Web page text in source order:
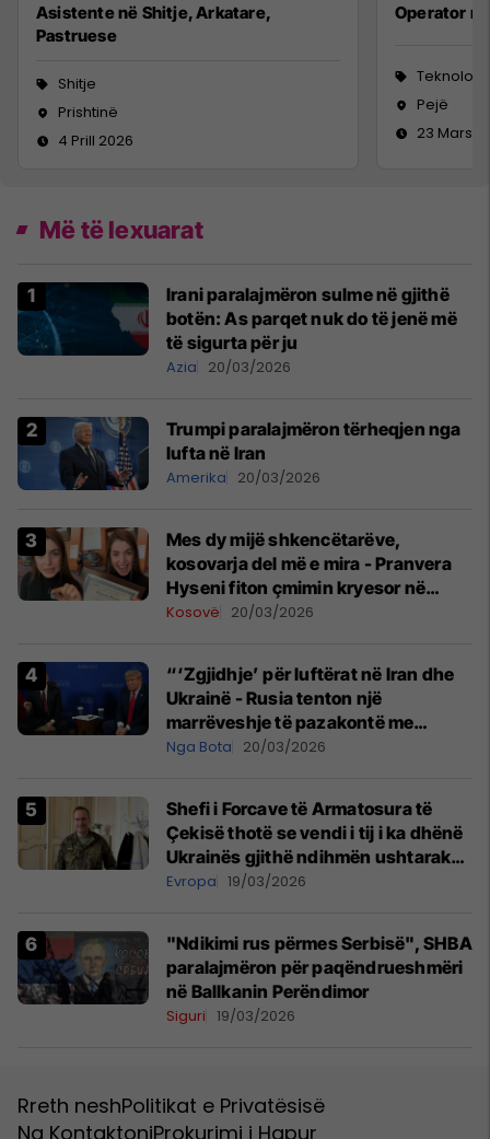
Asistente në Shitje, Arkatare,
Pastruese
Shitje
Prishtinë
4 Prill 2026
Operator
Pejë
23 Mars
Më të lexuarat
Irani paralajmëron sulme në gjithë
botën: As parqet nuk do të jenë më
të sigurta për ju
Azia 20/03/2026
Trumpi paralajmëron tërheqjen nga
lufta në Iran
Amerika 20/03/2026
Mes dy mijë shkencëtarëve,
kosovarja del më e mira - Pranvera
Hyseni fiton çmimin kryesor në
konferencën më të madhe për
Kosovë 20/03/2026
“‘Zgjidhje’ për luftërat në Iran dhe
Ukrainë - Rusia tenton një
marrëveshje të pazakontë me
SHBA-në, por oferta nuk pranohet
Nga Bota 20/03/2026
Shefi i Forcave të Armatosura të
Çekisë thotë se vendi i tij i ka dhënë
Ukrainës gjithë ndihmën ushtarake
që mundi
Evropa 19/03/2026
"Ndikimi rus përmes Serbisë", SHBA
paralajmëron për paqëndrueshmëri
në Ballkanin Perëndimor
Siguri 19/03/2026
Rreth neshPolitikat e Privatësisë
Na KontaktoniProkurimi i Hapur